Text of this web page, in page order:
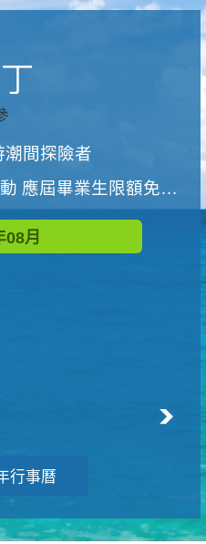
間探險者
屆畢業生限額免費參加
08月
行事曆